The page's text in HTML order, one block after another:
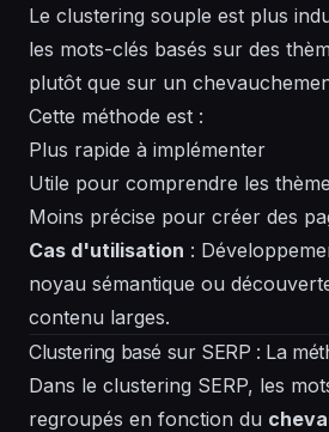
Le clustering souple est plus
les mots-clés basés sur des
plutôt que sur un
Cette méthode est :
Plus rapide à implémenter
Utile pour comprendre les
Moins précise pour créer des
Cas d'utilisation :
noyau sémantique ou
contenu larges.
Clustering basé sur SERP : La
Dans le clustering SERP, les
regroupés en fonction du